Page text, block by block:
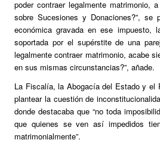
poder contraer legalmente matrimonio,
sobre Sucesiones y Donaciones?”, se
económica gravada en ese impuesto,
soportada por el supérstite de una
legalmente contraer matrimonio, acabe
en sus mismas circunstancias?”, añade.
La Fiscalía, la Abogacía del Estado y el
plantear la cuestión de
donde destacaba que “no toda
que quienes se ven así impedidos
matrimonialmente”.